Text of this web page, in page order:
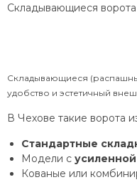
Складывающиеся ворота
Складывающиеся
удобство и эстетичный
В Чехове такие ворота
Стандартные
Модели с
Кованые или